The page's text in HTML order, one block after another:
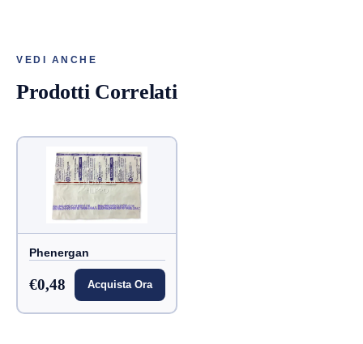
VEDI ANCHE
Prodotti Correlati
Phenergan
€0,48 Acquista Ora